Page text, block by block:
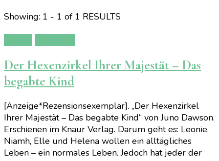
Showing: 1 - 1 of 1 RESULTS
Der Hexenzirkel Ihrer Majestät – Das
begabte Kind
[Anzeige*Rezensionsexemplar]. „Der Hexenzirkel
Ihrer Majestät – Das begabte Kind“ von Juno Dawson.
Erschienen im Knaur Verlag. Darum geht es: Leonie,
Niamh, Elle und Helena wollen ein alltägliches
Leben – ein normales Leben. Jedoch hat jeder der